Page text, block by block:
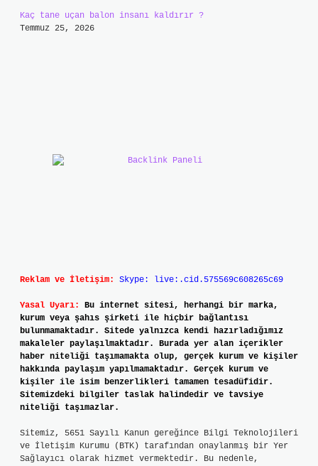
Kaç tane uçan balon insanı kaldırır ?
Temmuz 25, 2026
Reklam ve İletişim: Skype: live:.cid.575569c608265c69
Yasal Uyarı:
Bu internet sitesi, herhangi bir marka,
kurum veya şahıs şirketi ile hiçbir bağlantısı
bulunmamaktadır. Sitede yalnızca kendi hazırladığımız
makaleler paylaşılmaktadır. Burada yer alan içerikler
haber niteliği taşımamakta olup, gerçek kurum ve kişiler
hakkında paylaşım yapılmamaktadır. Gerçek kurum ve
kişiler ile isim benzerlikleri tamamen tesadüfidir.
Sitemizdeki bilgiler taslak halindedir ve tavsiye
niteliği taşımazlar.
Sitemiz, 5651 Sayılı Kanun gereğince Bilgi Teknolojileri
ve İletişim Kurumu (BTK) tarafından onaylanmış bir Yer
Sağlayıcı olarak hizmet vermektedir. Bu nedenle,